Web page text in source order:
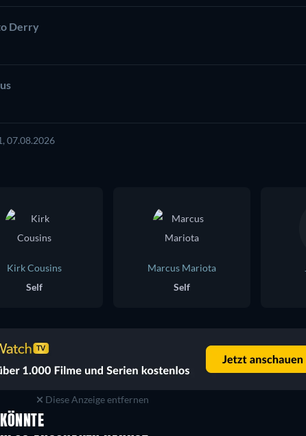
Derry
07.08.2026
Kirk Cousins
Self
Marcus Mariota
Self
Diese Anzeige entfernen